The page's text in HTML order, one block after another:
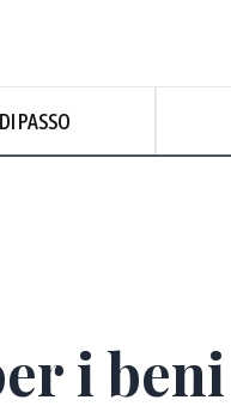
PASSO
Sereno
i beni